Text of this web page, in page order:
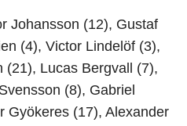
Johansson (12), Gustaf
(4), Victor Lindelöf (3),
(21), Lucas Bergvall (7),
(8), Gabriel
Gyökeres (17), Alexander